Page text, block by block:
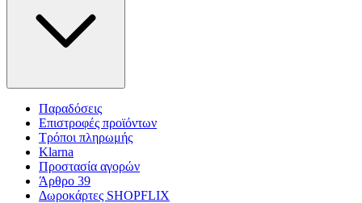
Παραδόσεις
Επιστροφές προϊόντων
Τρόποι πληρωμής
Klarna
Προστασία αγορών
Άρθρο 39
Δωροκάρτες SHOPFLIX